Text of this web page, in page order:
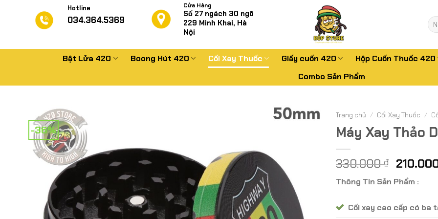
Hotline
034.364.5369
Cửa Hàng
Số 27 ngách 30 ngõ
229 Minh Khai, Hà
Nội
Tìm
Bật Lửa 420 Boong Hút 420 Cối Xay Thuốc Giấy cuốn 420 Hộp Cuốn Thuốc 420
Combo Sản Phẩm
-36%
Trang chủ / Cối Xay Thuốc /
Máy Xay Thảo
330.000₫ Giá
gốc
là:
Thông Tin Sản Phẩm :
Cối xay cao cấp có ba